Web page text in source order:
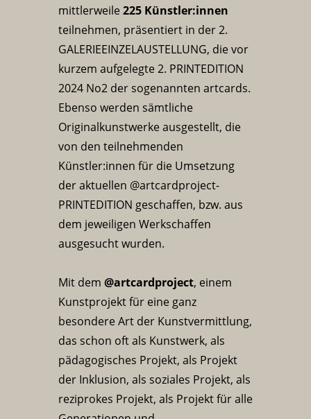
mittlerweile225 Künstler:innen
teilnehmen, präsentiert in der 2.
GALERIEEINZELAUSTELLUNG, die vor
kurzem aufgelegte 2. PRINTEDITION
2024 No2 der sogenannten artcards.
Ebenso werden sämtliche
Originalkunstwerke ausgestellt, die
von den teilnehmenden
Künstler:innen für die Umsetzung
der aktuellen @artcardproject-
PRINTEDITION geschaffen, bzw. aus
dem jeweiligen Werkschaffen
ausgesucht wurden.
Mit dem @artcardproject, einem
Kunstprojekt für eine ganz
besondere Art der Kunstvermittlung,
das schon oft als Kunstwerk, als
pädagogisches Projekt, als Projekt
der Inklusion, als soziales Projekt, als
reziprokes Projekt, als Projekt für alle